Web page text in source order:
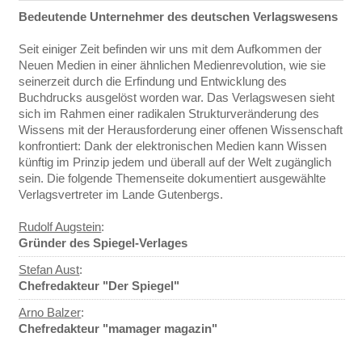
Bedeutende Unternehmer des deutschen Verlagswesens
Seit einiger Zeit befinden wir uns mit dem Aufkommen der
Neuen Medien in einer ähnlichen Medienrevolution, wie sie
seinerzeit durch die Erfindung und Entwicklung des
Buchdrucks ausgelöst worden war. Das Verlagswesen sieht
sich im Rahmen einer radikalen Strukturveränderung des
Wissens mit der Herausforderung einer offenen Wissenschaft
konfrontiert: Dank der elektronischen Medien kann Wissen
künftig im Prinzip jedem und überall auf der Welt zugänglich
sein. Die folgende Themenseite dokumentiert ausgewählte
Verlagsvertreter im Lande Gutenbergs.
Rudolf Augstein:
Gründer des Spiegel-Verlages
Stefan Aust:
Chefredakteur "Der Spiegel"
Arno Balzer:
Chefredakteur "mamager magazin"